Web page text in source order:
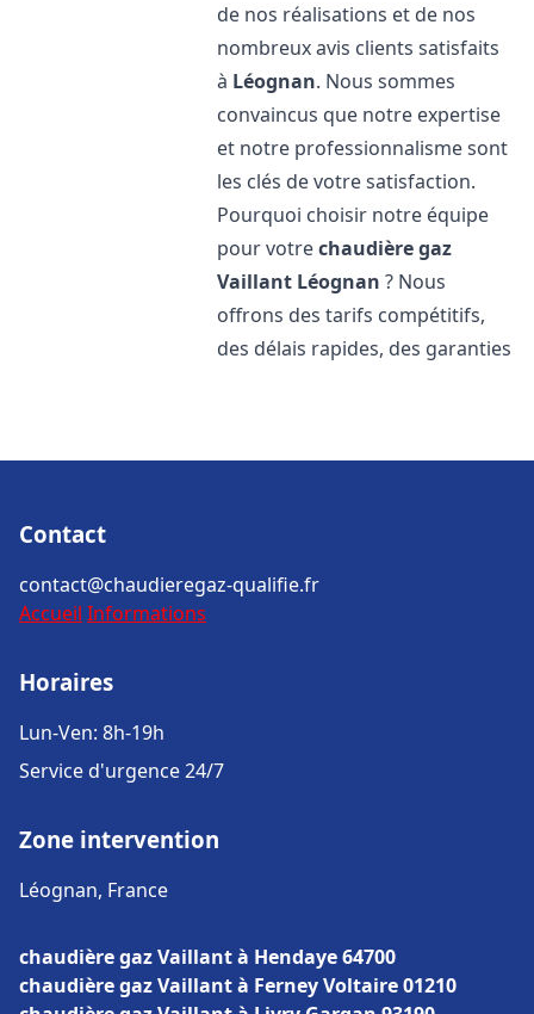
de nos réalisations et de nos
nombreux avis clients satisfaits
à Léognan. Nous sommes
convaincus que notre expertise
et notre professionnalisme sont
les clés de votre satisfaction.
Pourquoi choisir notre équipe
pour votrechaudière gaz
Vaillant Léognan ? Nous
offrons des tarifs compétitifs,
des délais rapides, des garanties
Contact
contact@chaudieregaz-qualifie.fr
Accueil Informations
Horaires
Lun-Ven: 8h-19h
Service d'urgence 24/7
Zone intervention
Léognan, France
chaudière gaz Vaillant à Hendaye 64700
chaudière gaz Vaillant à Ferney Voltaire 01210